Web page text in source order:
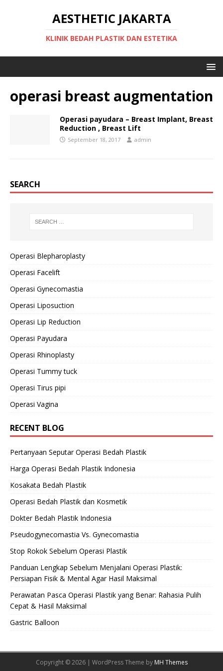
AESTHETIC JAKARTA
KLINIK BEDAH PLASTIK DAN ESTETIKA
operasi breast augmentation
Operasi payudara – Breast Implant, Breast
Reduction , Breast Lift
September 18, 2017 admin
SEARCH
Operasi Blepharoplasty
Operasi Facelift
Operasi Gynecomastia
Operasi Liposuction
Operasi Lip Reduction
Operasi Payudara
Operasi Rhinoplasty
Operasi Tummy tuck
Operasi Tirus pipi
Operasi Vagina
RECENT BLOG
Pertanyaan Seputar Operasi Bedah Plastik
Harga Operasi Bedah Plastik Indonesia
Kosakata Bedah Plastik
Operasi Bedah Plastik dan Kosmetik
Dokter Bedah Plastik Indonesia
Pseudogynecomastia Vs. Gynecomastia
Stop Rokok Sebelum Operasi Plastik
Panduan Lengkap Sebelum Menjalani Operasi Plastik:
Persiapan Fisik & Mental Agar Hasil Maksimal
Perawatan Pasca Operasi Plastik yang Benar: Rahasia Pulih
Cepat & Hasil Maksimal
Gastric Balloon
Copyright © 2026 | WordPress Theme by MH Themes